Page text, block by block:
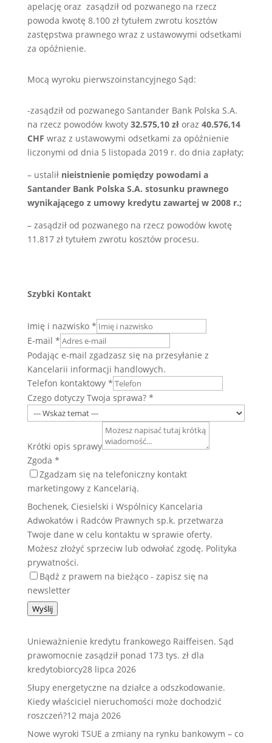
apelację oraz zasądził od pozwanego na rzecz
powoda kwotę 8.100 zł tytułem zwrotu kosztów
zastępstwa prawnego wraz z ustawowymi odsetkami
za opóźnienie.
Mocą wyroku pierwszoinstancyjnego Sąd:
-zasądził od pozwanego Santander Bank Polska S.A.
na rzecz powodów kwoty 32.575,10 złoraz 40.576,14
CHF wraz z ustawowymi odsetkami za opóźnienie
liczonymi od dnia 5 listopada 2019 r. do dnia zapłaty;
– ustalił nieistnienie pomiędzy powodami a
Santander Bank Polska S.A. stosunku prawnego
wynikającego z umowy kredytu zawartej w 2008 r.;
– zasądził od pozwanego na rzecz powodów kwotę
11.817 zł tytułem zwrotu kosztów procesu.
Szybki Kontakt
Imię i nazwisko *
E-mail *
Podając e-mail zgadzasz się na przesyłanie z
Kancelarii informacji handlowych.
Telefon kontaktowy *
Czego dotyczy Twoja sprawa? *
Krótki opis sprawy
Zgoda *
Zgadzam się na telefoniczny kontakt
marketingowy z Kancelarią.
Bochenek, Ciesielski i Wspólnicy Kancelaria
Adwokatów i Radców Prawnych sp.k. przetwarza
Twoje dane w celu kontaktu w sprawie oferty.
Możesz złożyć sprzeciw lub odwołać zgodę. Polityka
prywatności.
Bądź z prawem na bieżąco - zapisz się na
newsletter
Wyślij
Unieważnienie kredytu frankowego Raiffeisen. Sąd
prawomocnie zasądził ponad 173 tys. zł dla
kredytobiorcy28 lipca 2026
Słupy energetyczne na działce a odszkodowanie.
Kiedy właściciel nieruchomości może dochodzić
roszczeń?12 maja 2026
Nowe wyroki TSUE a zmiany na rynku bankowym – co